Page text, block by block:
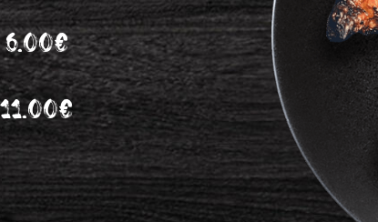
6.00€
11.00€